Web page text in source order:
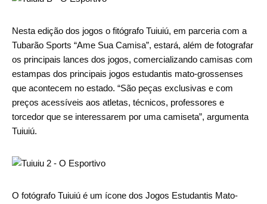
Nesta edição dos jogos o fitógrafo Tuiuiú, em parceria com a
Tubarão Sports “Ame Sua Camisa”, estará, além de fotografar
os principais lances dos jogos, comercializando camisas com
estampas dos principais jogos estudantis mato-grossenses
que acontecem no estado. “São peças exclusivas e com
preços acessíveis aos atletas, técnicos, professores e
torcedor que se interessarem por uma camiseta”, argumenta
Tuiuiú.
O fotógrafo Tuiuiú é um ícone dos Jogos Estudantis Mato-